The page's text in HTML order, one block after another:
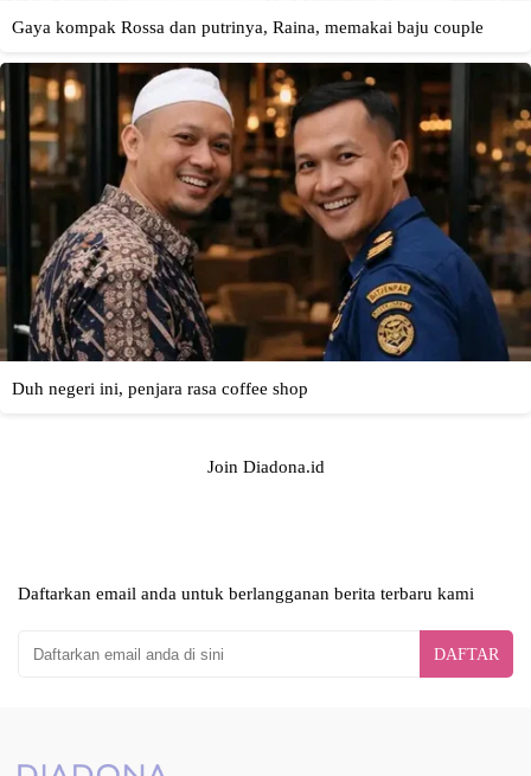
Join Diadona.id
Daftarkan email anda untuk berlangganan berita terbaru kami
DAFTAR